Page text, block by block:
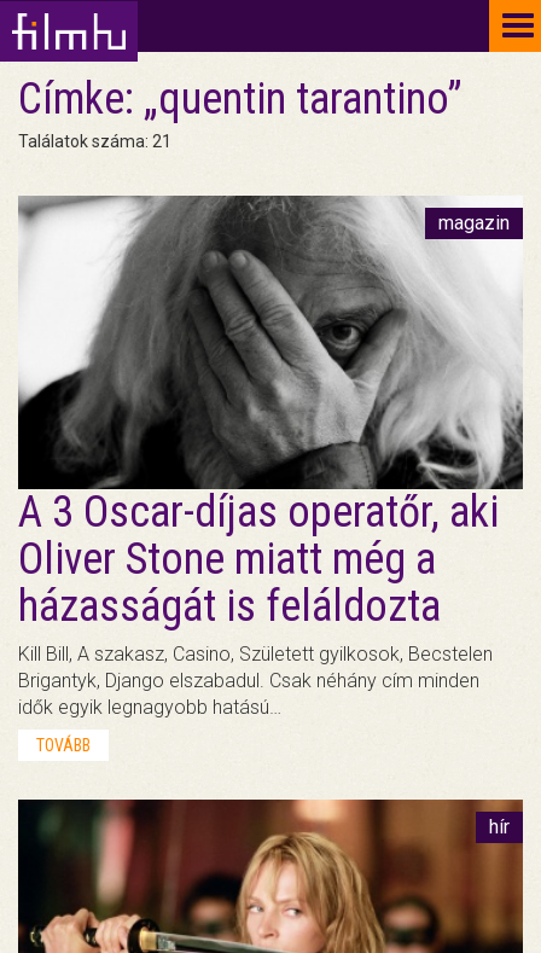
Címke: „quentin tarantino”
Találatok száma: 21
magazin
A 3 Oscar-díjas operatőr, aki
Oliver Stone miatt még a
házasságát is feláldozta
Kill Bill, A szakasz, Casino, Született gyilkosok, Becstelen
Brigantyk, Django elszabadul. Csak néhány cím minden
idők egyik legnagyobb hatású…
TOVÁBB
hír